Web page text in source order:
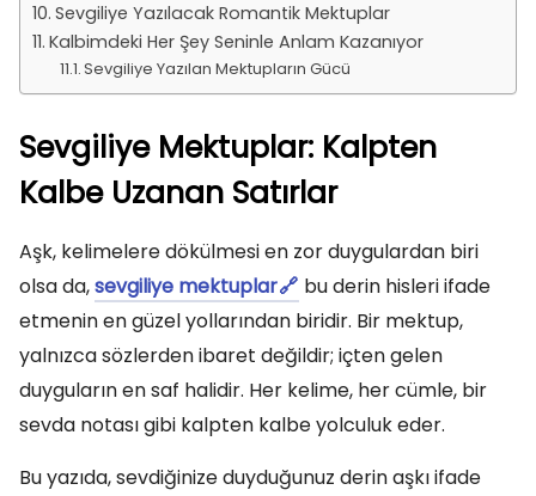
Sevgiliye Yazılacak Romantik Mektuplar
Kalbimdeki Her Şey Seninle Anlam Kazanıyor
Sevgiliye Yazılan Mektupların Gücü
Sevgiliye Mektuplar: Kalpten
Kalbe Uzanan Satırlar
Aşk, kelimelere dökülmesi en zor duygulardan biri
olsa da,sevgiliye mektuplar
bu derin hisleri ifade
etmenin en güzel yollarından biridir. Bir mektup,
yalnızca sözlerden ibaret değildir; içten gelen
duyguların en saf halidir. Her kelime, her cümle, bir
sevda notası gibi kalpten kalbe yolculuk eder.
Bu yazıda, sevdiğinize duyduğunuz derin aşkı ifade